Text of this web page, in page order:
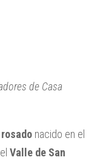
de Casa
nacido en el
Valle de San